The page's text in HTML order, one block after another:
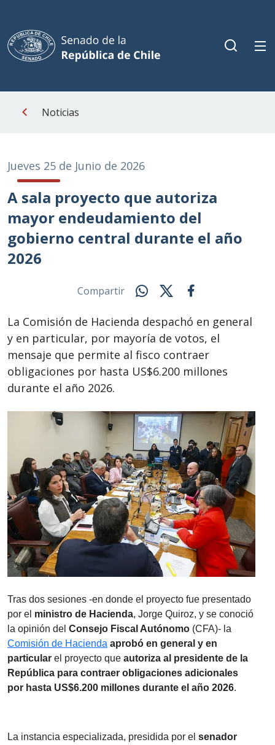
Noticias
Jueves 25 de Junio de 2026
A sala proyecto que autoriza
mayor endeudamiento del
gobierno central durante el año
2026
Compartir
La Comisión de Hacienda despachó en general
y en particular, por mayoría de votos, el
mensaje que permite al fisco contraer
obligaciones por hasta US$6.200 millones
durante el año 2026.
Tras dos sesiones -en donde el proyecto fue presentado
por el ministro de Hacienda, Jorge Quiroz, y se conoció
la opinión del Consejo Fiscal Autónomo (CFA)- la
Comisión de Hacienda aprobó en general y en
particular el proyecto que autoriza al presidente de la
República para contraer obligaciones adicionales
por hasta US$6.200 millones durante el año 2026.
La instancia especializada, presidida por el senador